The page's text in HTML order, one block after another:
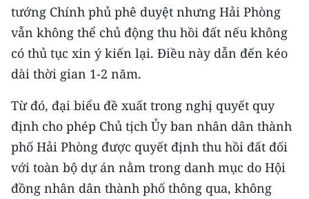
tướng Chính phủ phê duyệt nhưng Hải Phòng
vẫn không thể chủ động thu hồi đất nếu không
có thủ tục xin ý kiến lại. Điều này dẫn đến kéo
dài thời gian 1-2 năm.
Từ đó, đại biểu đề xuất trong nghị quyết quy
định cho phép Chủ tịch Ủy ban nhân dân thành
phố Hải Phòng được quyết định thu hồi đất đối
với toàn bộ dự án nằm trong danh mục do Hội
đồng nhân dân thành phố thông qua, không